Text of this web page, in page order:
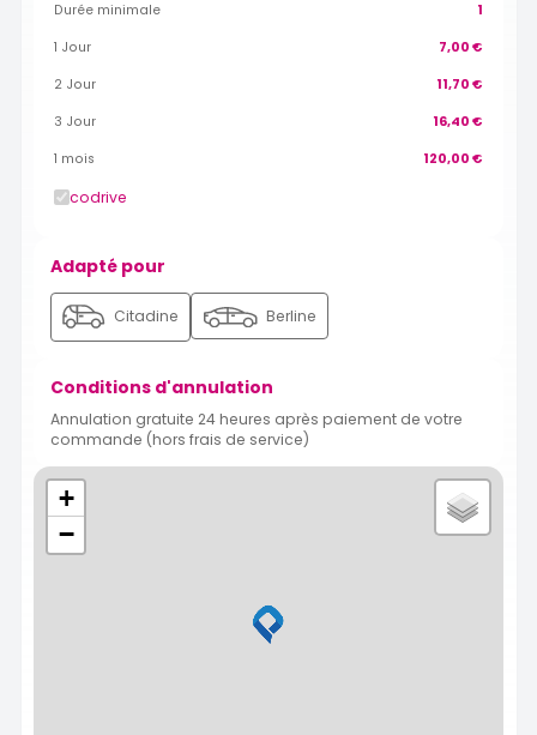
Durée minimale 1
1 Jour 7,00 €
2 Jour 11,70 €
3 Jour 16,40 €
1 mois 120,00 €
codrive
Adapté pour
Citadine Berline
Conditions d'annulation
Annulation gratuite 24 heures après paiement de votre
commande (hors frais de service)
+
−